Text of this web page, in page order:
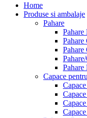
Home
Produse si ambalaje
Pahare
Pahare
Pahare
Pahare
Pahare
Capace